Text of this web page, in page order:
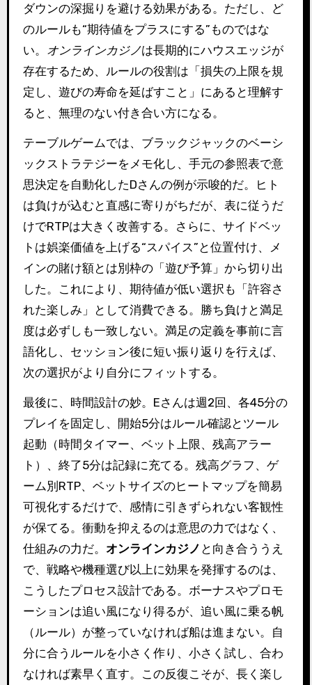
ダウンの深掘りを避ける効果がある。ただし、ど
のルールも“期待値をプラスにする”ものではな
い。 オンラインカジノは長期的にハウスエッジが
存在するため、ルールの役割は「損失の上限を規
定し、遊びの寿命を延ばすこと」にあると理解す
ると、無理のない付き合い方になる。
テーブルゲームでは、ブラックジャックのベーシ
ックストラテジーをメモ化し、手元の参照表で意
思決定を自動化したDさんの例が示唆的だ。ヒト
は負けが込むと直感に寄りがちだが、表に従うだ
けでRTPは大きく改善する。さらに、サイドベッ
トは娯楽価値を上げる“スパイス”と位置付け、メ
インの賭け額とは別枠の「遊び予算」から切り出
した。これにより、期待値が低い選択も「許容さ
れた楽しみ」として消費できる。勝ち負けと満足
度は必ずしも一致しない。満足の定義を事前に言
語化し、セッション後に短い振り返りを行えば、
次の選択がより自分にフィットする。
最後に、時間設計の妙。Eさんは週2回、各45分の
プレイを固定し、開始5分はルール確認とツール
起動（時間タイマー、ベット上限、残高アラー
ト）、終了5分は記録に充てる。残高グラフ、ゲ
ーム別RTP、ベットサイズのヒートマップを簡易
可視化するだけで、感情に引きずられない客観性
が保てる。衝動を抑えるのは意思の力ではなく、
仕組みの力だ。 オンラインカジノ と向き合ううえ
で、戦略や機種選び以上に効果を発揮するのは、
こうしたプロセス設計である。ボーナスやプロモ
ーションは追い風になり得るが、追い風に乗る帆
（ルール）が整っていなければ船は進まない。自
分に合うルールを小さく作り、小さく試し、合わ
なければ素早く直す。この反復こそが、長く楽し